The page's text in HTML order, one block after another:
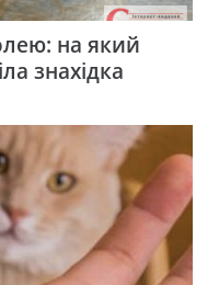
на який
знахідка